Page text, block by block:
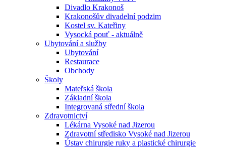
Divadlo Krakonoš
Krakonošův divadelní podzim
Kostel sv. Kateřiny
Vysocká pouť - aktuálně
Ubytování a služby
Ubytování
Restaurace
Obchody
Školy
Mateřská škola
Základní škola
Integrovaná střední škola
Zdravotnictví
Lékárna Vysoké nad Jizerou
Zdravotní středisko Vysoké nad Jizerou
Ústav chirurgie ruky a plastické chirurgie